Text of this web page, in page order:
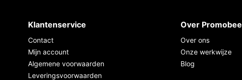
Klantenservice
Contact
Mijn account
Algemene voorwaarden
Leveringsvoorwaarden
Over Promobee
Over ons
Onze werkwijze
Blog